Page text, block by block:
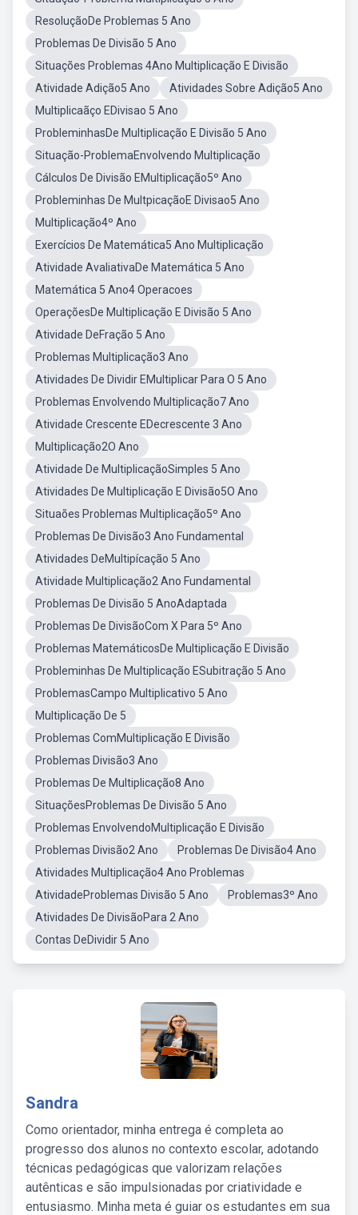
ResoluçãoDe Problemas 5 Ano
Problemas De Divisão 5 Ano
Situações Problemas 4Ano Multiplicação E Divisão
Atividade Adição5 Ano
Atividades Sobre Adição5 Ano
Multiplicaãço EDivisao 5 Ano
ProbleminhasDe Multiplicação E Divisão 5 Ano
Situação-ProblemaEnvolvendo Multiplicação
Cálculos De Divisão EMultiplicação5º Ano
Probleminhas De MultpicaçãoE Divisao5 Ano
Multiplicação4º Ano
Exercícios De Matemática5 Ano Multiplicação
Atividade AvaliativaDe Matemática 5 Ano
Matemática 5 Ano4 Operacoes
OperaçõesDe Multiplicação E Divisão 5 Ano
Atividade DeFração 5 Ano
Problemas Multiplicação3 Ano
Atividades De Dividir EMultiplicar Para O 5 Ano
Problemas Envolvendo Multiplicação7 Ano
Atividade Crescente EDecrescente 3 Ano
Multiplicação2O Ano
Atividade De MultiplicaçãoSimples 5 Ano
Atividades De Multiplicação E Divisão5O Ano
Situaões Problemas Multiplicação5º Ano
Problemas De Divisão3 Ano Fundamental
Atividades DeMultipícação 5 Ano
Atividade Multiplicação2 Ano Fundamental
Problemas De Divisão 5 AnoAdaptada
Problemas De DivisãoCom X Para 5º Ano
Problemas MatemáticosDe Multiplicação E Divisão
Probleminhas De Multiplicação ESubitração 5 Ano
ProblemasCampo Multiplicativo 5 Ano
Multiplicação De 5
Problemas ComMultiplicação E Divisão
Problemas Divisão3 Ano
Problemas De Multiplicação8 Ano
SituaçõesProblemas De Divisão 5 Ano
Problemas EnvolvendoMultiplicação E Divisão
Problemas Divisão2 Ano
Problemas De Divisão4 Ano
Atividades Multiplicação4 Ano Problemas
AtividadeProblemas Divisão 5 Ano
Problemas3º Ano
Atividades De DivisãoPara 2 Ano
Contas DeDividir 5 Ano
Sandra
Como orientador, minha entrega é completa ao
progresso dos alunos no contexto escolar, adotando
técnicas pedagógicas que valorizam relações
autênticas e são impulsionadas por criatividade e
entusiasmo. Minha meta é guiar os estudantes em sua